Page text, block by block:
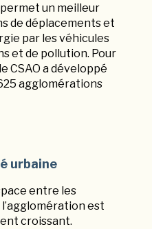
un meilleur
de déplacements et
par les véhicules
et de pollution. Pour
CSAO a développé
agglomérations
urbaine
entre les
est
croissant.